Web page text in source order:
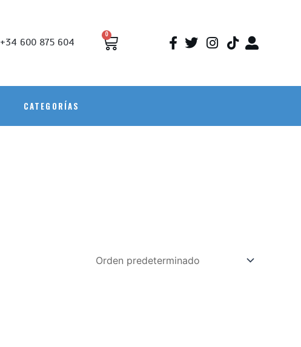
+34 600 875 604
0
CATEGORÍAS